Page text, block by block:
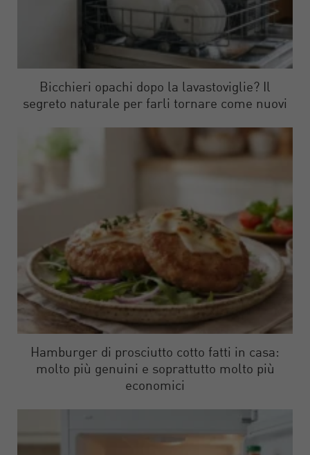
Bicchieri opachi dopo la lavastoviglie? Il
segreto naturale per farli tornare come nuovi
Hamburger di prosciutto cotto fatti in casa:
molto più genuini e soprattutto molto più
economici